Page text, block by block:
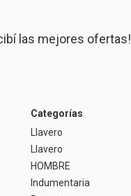
las mejores ofertas!
Categorías
Llavero
Llavero
HOMBRE
Indumentaria